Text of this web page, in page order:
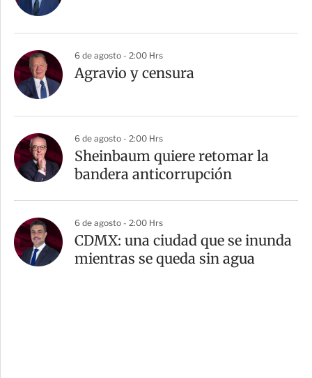
6 de agosto - 2:00 Hrs
Agravio y censura
6 de agosto - 2:00 Hrs
Sheinbaum quiere retomar la
bandera anticorrupción
6 de agosto - 2:00 Hrs
CDMX: una ciudad que se inunda
mientras se queda sin agua